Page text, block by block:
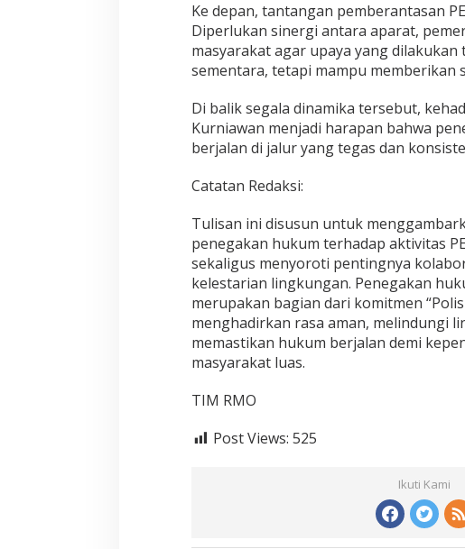
Ke depan, tantangan pemberantasan
Diperlukan sinergi antara aparat,
masyarakat agar upaya yang
sementara, tetapi mampu memberikan
Di balik segala dinamika tersebut,
Kurniawan menjadi harapan bahwa
berjalan di jalur yang tegas dan
Catatan Redaksi:
Tulisan ini disusun untuk
penegakan hukum terhadap aktivitas
sekaligus menyoroti pentingnya
kelestarian lingkungan. Penegakan
merupakan bagian dari komitmen
menghadirkan rasa aman, melindungi
memastikan hukum berjalan demi
masyarakat luas.
TIM RMO
Post Views: 525
Ikuti Kami